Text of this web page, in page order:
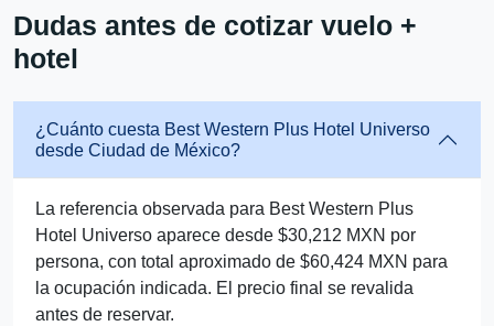
Dudas antes de cotizar vuelo +
hotel
¿Cuánto cuesta Best Western Plus Hotel Universo
desde Ciudad de México?
La referencia observada para Best Western Plus
Hotel Universo aparece desde $30,212 MXN por
persona, con total aproximado de $60,424 MXN para
la ocupación indicada. El precio final se revalida
antes de reservar.